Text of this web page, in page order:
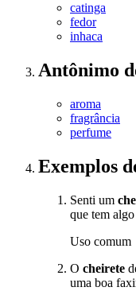
catinga
fedor
inhaca
Antônimo
aroma
fragrância
perfume
Exemplos
Senti um
que tem
Uso comum
O cheirete
uma boa